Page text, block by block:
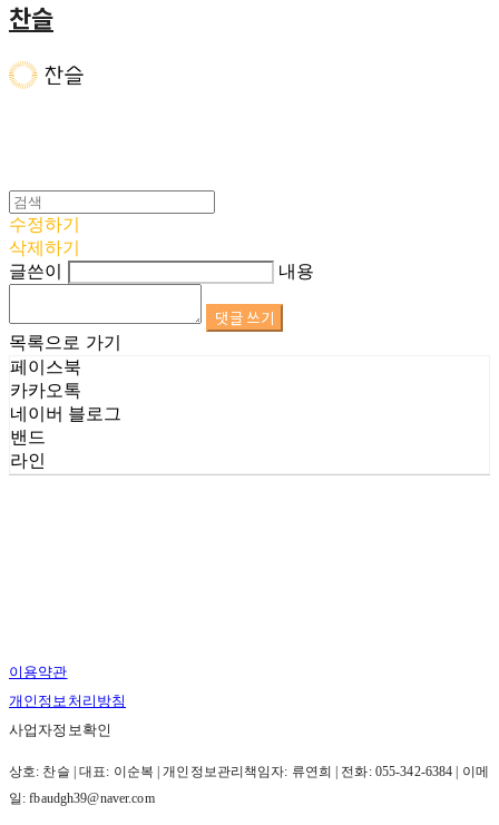
찬슬
수정하기
삭제하기
글쓴이
내용
댓글 쓰기
목록으로 가기
페이스북
카카오톡
네이버 블로그
밴드
라인
이용약관
개인정보처리방침
사업자정보확인
상호: 찬슬 | 대표: 이순복 | 개인정보관리책임자: 류연희 | 전화: 055-342-6384 | 이메
일: fbaudgh39@naver.com